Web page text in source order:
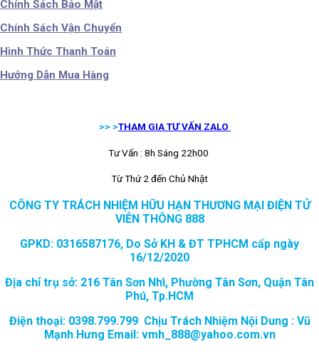
Chính Sách Bảo Mật
Chính Sách Vận Chuyển
Hình Thức Thanh Toán
Hướng Dẫn Mua Hàng
>> >THAM GIA TƯ VẤN ZALO
Tư Vấn : 8h Sáng 22h00
Từ Thứ 2 đến Chủ Nhật
CÔNG TY TRÁCH NHIỆM HỮU HẠN THƯƠNG MẠI ĐIỆN TỬ
VIỄN THÔNG 888
GPKD: 0316587176, Do Sở KH & ĐT TPHCM cấp ngày
16/12/2020
Địa chỉ trụ sở: 216 Tân Sơn Nhì, Phường Tân Sơn, Quận Tân
Phú, Tp.HCM
Điện thoại: 0398.799.799 Chịu Trách Nhiệm Nội Dung : Vũ
Mạnh Hưng Email: vmh_888@yahoo.com.vn